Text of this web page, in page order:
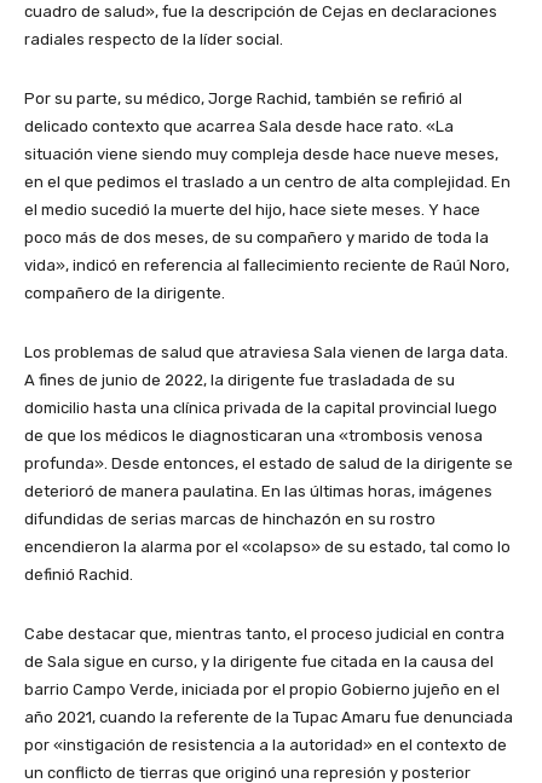
cuadro de salud», fue la descripción de Cejas en declaraciones
radiales respecto de la líder social.
Por su parte, su médico, Jorge Rachid, también se refirió al
delicado contexto que acarrea Sala desde hace rato. «La
situación viene siendo muy compleja desde hace nueve meses,
en el que pedimos el traslado a un centro de alta complejidad. En
el medio sucedió la muerte del hijo, hace siete meses. Y hace
poco más de dos meses, de su compañero y marido de toda la
vida», indicó en referencia al fallecimiento reciente de Raúl Noro,
compañero de la dirigente.
Los problemas de salud que atraviesa Sala vienen de larga data.
A fines de junio de 2022, la dirigente fue trasladada de su
domicilio hasta una clínica privada de la capital provincial luego
de que los médicos le diagnosticaran una «trombosis venosa
profunda». Desde entonces, el estado de salud de la dirigente se
deterioró de manera paulatina. En las últimas horas, imágenes
difundidas de serias marcas de hinchazón en su rostro
encendieron la alarma por el «colapso» de su estado, tal como lo
definió Rachid.
Cabe destacar que, mientras tanto, el proceso judicial en contra
de Sala sigue en curso, y la dirigente fue citada en la causa del
barrio Campo Verde, iniciada por el propio Gobierno jujeño en el
año 2021, cuando la referente de la Tupac Amaru fue denunciada
por «instigación de resistencia a la autoridad» en el contexto de
un conflicto de tierras que originó una represión y posterior